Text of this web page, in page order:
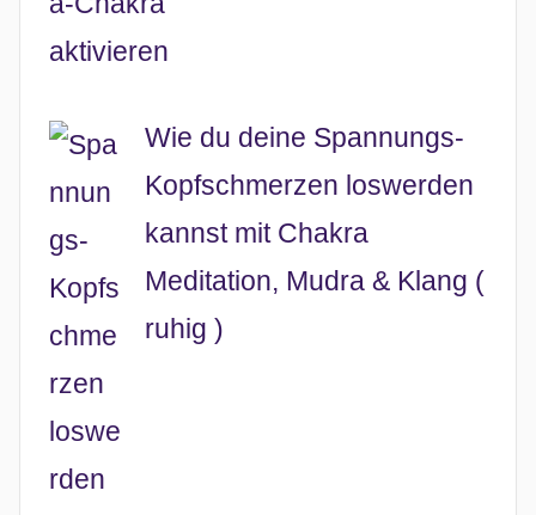
Wie du deine Spannungs-
Kopfschmerzen loswerden
kannst mit Chakra
Meditation, Mudra & Klang (
ruhig )